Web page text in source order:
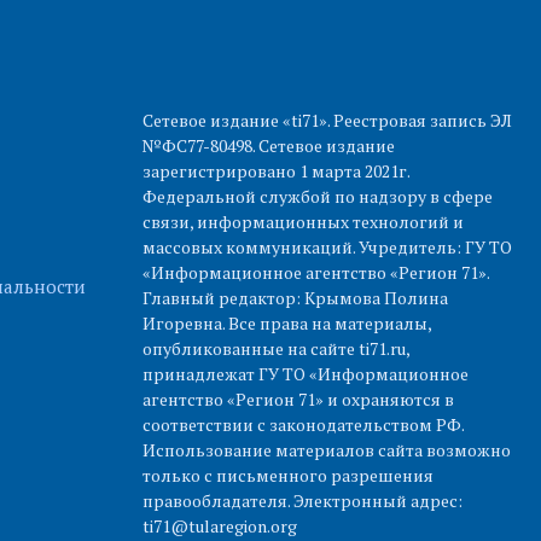
Сетевое издание «ti71». Реестровая запись ЭЛ
№ФС77-80498. Сетевое издание
зарегистрировано 1 марта 2021г.
Федеральной службой по надзору в сфере
связи, информационных технологий и
массовых коммуникаций. Учредитель: ГУ ТО
«Информационное агентство «Регион 71».
Главный редактор: Крымова Полина
Игоревна. Все права на материалы,
опубликованные на сайте ti71.ru,
принадлежат ГУ ТО «Информационное
агентство «Регион 71» и охраняются в
соответствии с законодательством РФ.
Использование материалов сайта возможно
только с письменного разрешения
правообладателя. Электронный адрес:
ti71@tularegion.org